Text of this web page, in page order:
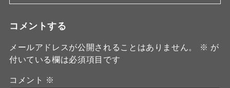
コメントする
メールアドレスが公開されることはありません。 ※ が
付いている欄は必須項目です
コメント ※